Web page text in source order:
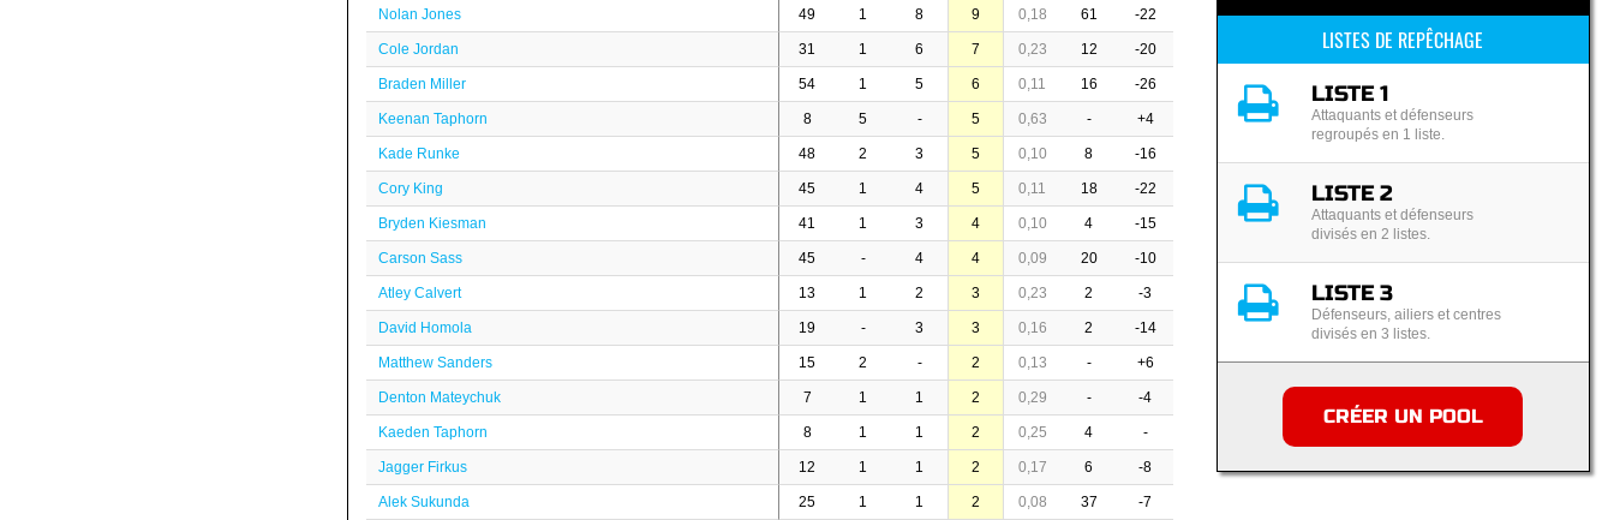
Nolan Jones 49 1 8 9 0,18 61 -22
Cole Jordan 31 1 6 7 0,23 12 -20
Braden Miller 54 1 5 6 0,11 16 -26
Keenan Taphorn 8 5 - 5 0,63 - +4
Kade Runke 48 2 3 5 0,10 8 -16
Cory King 45 1 4 5 0,11 18 -22
Bryden Kiesman 41 1 3 4 0,10 4 -15
Carson Sass 45 - 4 4 0,09 20 -10
Atley Calvert 13 1 2 3 0,23 2 -3
David Homola 19 - 3 3 0,16 2 -14
Matthew Sanders 15 2 - 2 0,13 - +6
Denton Mateychuk 7 1 1 2 0,29 - -4
Kaeden Taphorn 8 1 1 2 0,25 4 -
Jagger Firkus 12 1 1 2 0,17 6 -8
Alek Sukunda 25 1 1 2 0,08 37 -7
LISTES DE REPÊCHAGE
LISTE 1
Attaquants et défenseurs
regroupés en 1 liste.
LISTE 2
Attaquants et défenseurs
divisés en 2 listes.
LISTE 3
Défenseurs, ailiers et centres
divisés en 3 listes.
CRÉER UN POOL